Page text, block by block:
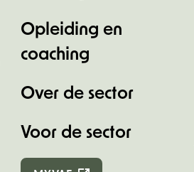
Opleiding en
coaching
Over de sector
Voor de sector